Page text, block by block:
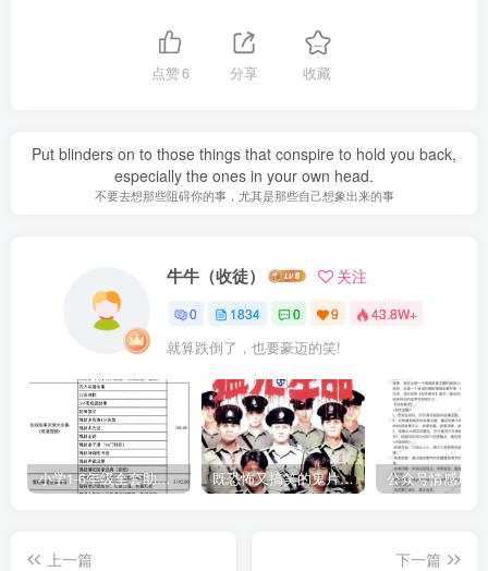
点赞6 分享 收藏
Put blinders on to those things that conspire to hold you back,
especially the ones in your own head.
不要去想那些阻碍你的事，尤其是那些自己想象出来的事
牛牛（收徒） 关注
0 1834 0 9 43.8W+
就算跌倒了，也要豪迈的笑!
小学1-6年级全套助学资源包（9000GB）(超值的精品资源-会员也需单独购买哦) 既恐怖又搞笑的鬼片（10部猛鬼恐怖片都是喜剧片）
上一篇
下一篇